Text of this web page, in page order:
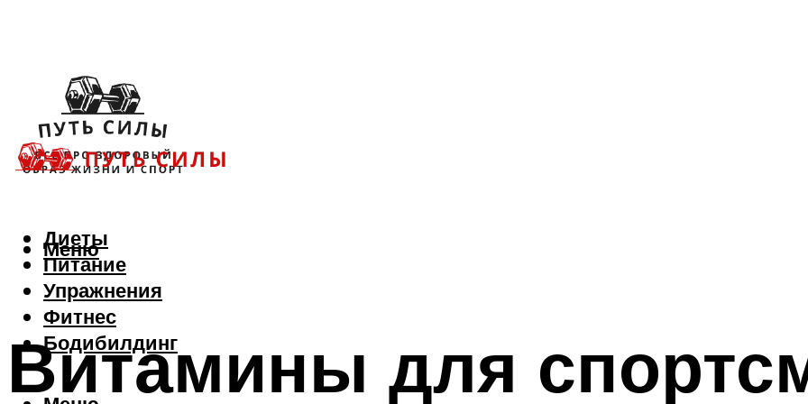
Диеты
Питание
Упражнения
Фитнес
Бодибилдинг
Меню
Витамины для